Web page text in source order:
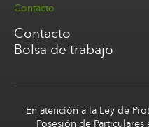
Contacto
Contacto
Bolsa de trabajo
En atención a la Ley de
Posesión de